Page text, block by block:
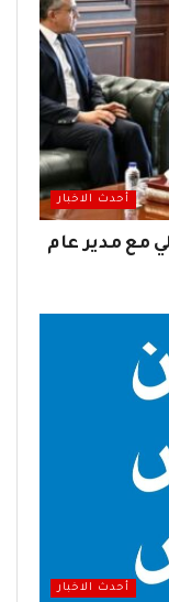
أحدث الاخبار
مع مدير عام
أحدث الاخبار